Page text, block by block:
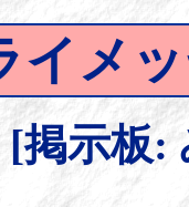
イメ
[掲示板: